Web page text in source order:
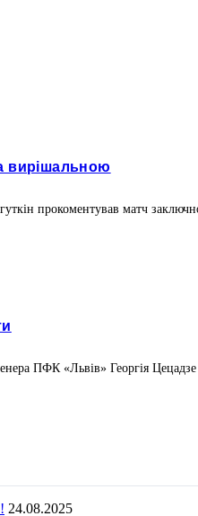
вирішальною
прокоментував матч
ПФК «Львів» Георгія
24.08.2025